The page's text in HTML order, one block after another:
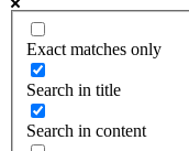
Exact matches only
Search in title
Search in content